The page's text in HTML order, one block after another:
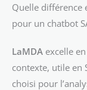
Quelle différence
pour un chatbot
LaMDA excelle
contexte, utile en
choisi pour